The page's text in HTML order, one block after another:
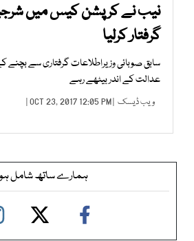
نیب نے کرپشن کیس میں
گرفتار کرلیا
عدالت کے اندر بیٹھے رہے
ویب ڈیسک | OCT 23, 2017 12:05 PM |
ہمارے ساتھ شامل